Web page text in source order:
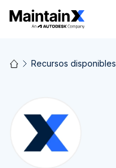
Recursos disponibles